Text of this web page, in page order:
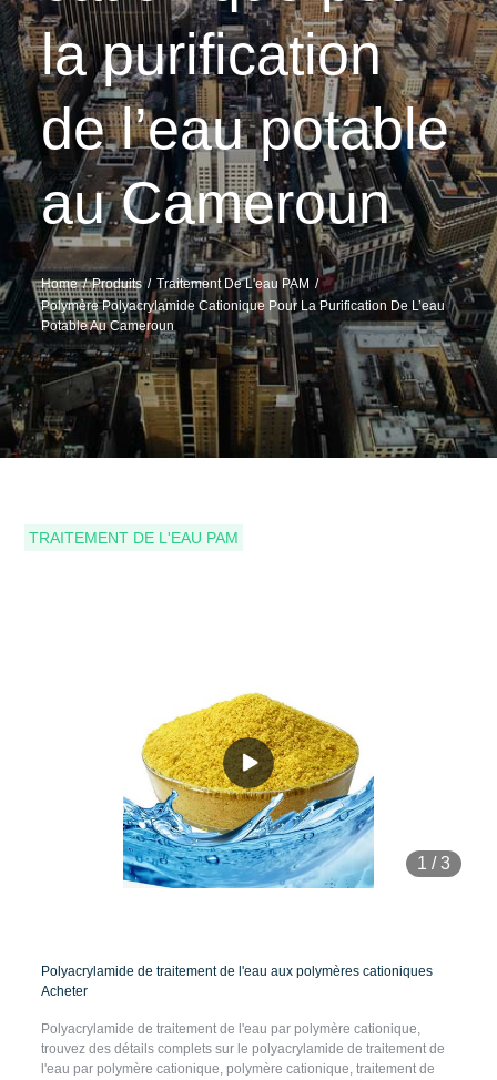
la purification
de l’eau potable
au Cameroun
Home Produits
Traitement De L'eau PAM
Polymère Polyacrylamide Cationique Pour La Purification De L’eau
Potable Au Cameroun
TRAITEMENT DE L'EAU PAM
1 /3
Polyacrylamide de traitement de l'eau aux polymères cationiques
Acheter
Polyacrylamide de traitement de l'eau par polymère cationique,
trouvez des détails complets sur le polyacrylamide de traitement de
l'eau par polymère cationique, polymère cationique, traitement de